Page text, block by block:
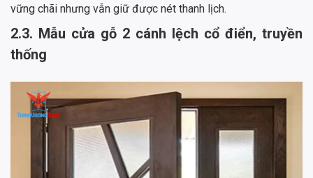
vững chãi nhưng vẫn giữ được nét thanh lịch.
2.3. Mẫu cửa gỗ 2 cánh lệch cổ điển, truyền
thống